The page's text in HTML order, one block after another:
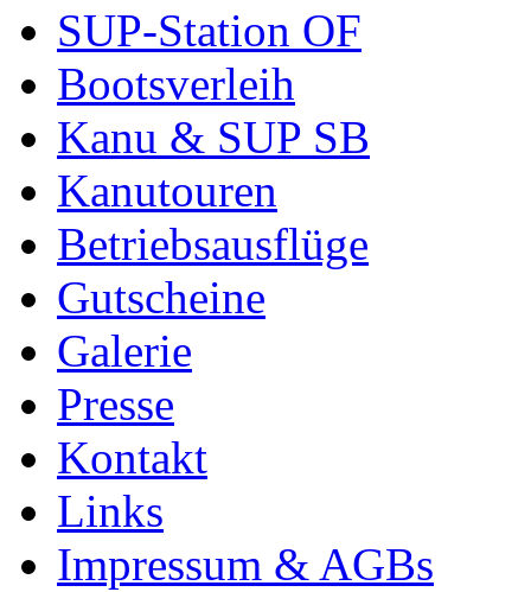
SUP-Station OF
Bootsverleih
Kanu & SUP SB
Kanutouren
Betriebsausflüge
Gutscheine
Galerie
Presse
Kontakt
Links
Impressum & AGBs